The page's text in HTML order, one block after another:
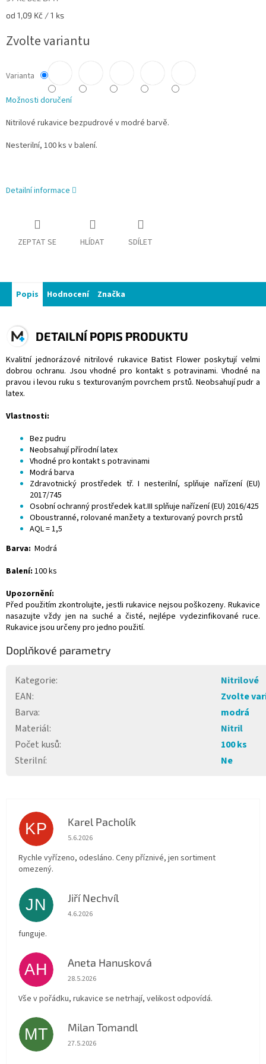
Měrná
od 1,09 Kč / 1 ks
Zvolte variantu
Varianta
Možnosti doručení
Nitrilové rukavice bezpudrové v modré barvě.
Nesterilní, 100 ks v balení.
Detailní informace
ZEPTAT SE HLÍDAT SDÍLET
Popis Hodnocení Značka
DETAILNÍ POPIS PRODUKTU
Kvalitní jednorázové nitrilové rukavice Batist Flower poskytují velmi
dobrou ochranu. Jsou vhodné pro kontakt s potravinami. Vhodné na
pravou i levou ruku s texturovaným povrchem prstů. Neobsahují pudr a
latex.
Vlastnosti:
Bez pudru
Neobsahují přírodní latex
Vhodné pro kontakt s potravinami
Modrá barva
Zdravotnický prostředek tř. I nesterilní, splňuje nařízení (EU)
2017/745
Osobní ochranný prostředek kat.III splňuje nařízení (EU) 2016/425
Oboustranné, rolované manžety a texturovaný povrch prstů
AQL = 1,5
Barva: Modrá
Balení: 100 ks
Upozornění:
Před použitím zkontrolujte, jestli rukavice nejsou poškozeny. Rukavice
nasazujte vždy jen na suché a čisté, nejlépe vydezinfikované ruce.
Rukavice jsou určeny pro jedno použití.
Doplňkové parametry
Kategorie:
Nitrilové
EAN:
Zvolte
Barva:
modrá
Materiál:
Nitril
Počet kusů:
100 ks
Sterilní: Ne
KP Karel Pacholík
Hodnocení obchodu je 4 z 5 hvězdiček.
5.6.2026
Rychle vyřízeno, odesláno. Ceny příznivé, jen sortiment
omezený.
JN Jiří Nechvíl
Hodnocení obchodu je 5 z 5 hvězdiček.
4.6.2026
funguje.
AH Aneta Hanusková
Hodnocení obchodu je 5 z 5 hvězdiček.
28.5.2026
Vše v pořádku, rukavice se netrhají, velikost odpovídá.
MT Milan Tomandl
Hodnocení obchodu je 5 z 5 hvězdiček.
27.5.2026